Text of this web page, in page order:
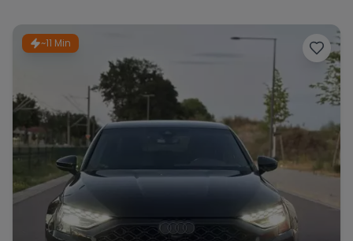
Lamborghini
McLaren Jaguar
Tesla Chevrolet Dodge
Wann
Zeitraum wählen
~11 Min